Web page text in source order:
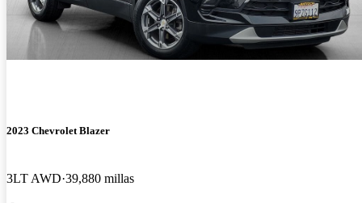
2023 Chevrolet Blazer
3LT AWD 39,880 millas